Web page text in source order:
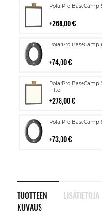
PolarPro BaseCamp
268,00 €
Lisää
PolarPro
74,00 €
Lisää
PolarPro
Filter
278,00 €
Lisää
ostoskoriin
PolarPro
73,00 €
Lisää
TUOTTEEN
KUVAUS
LISÄTIETOJA